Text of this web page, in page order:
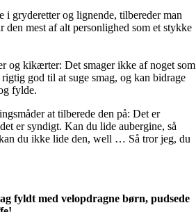
i gryderetter og lignende, tilbereder man
den mest af alt personlighed som et stykke
og kikærter: Det smager ikke af noget som
god til at suge smag, og kan bidrage
fylde.
at tilberede den på: Det er
er syndigt. Kan du lide aubergine, så
du ikke lide den, well … Så tror jeg, du
fyldt med velopdragne børn, pudsede